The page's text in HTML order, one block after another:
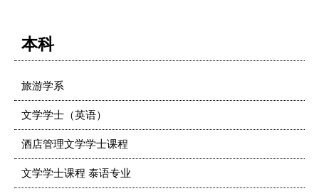
本科
旅游学系
文学学士（英语）
酒店管理文学学士课程
文学学士课程 泰语专业